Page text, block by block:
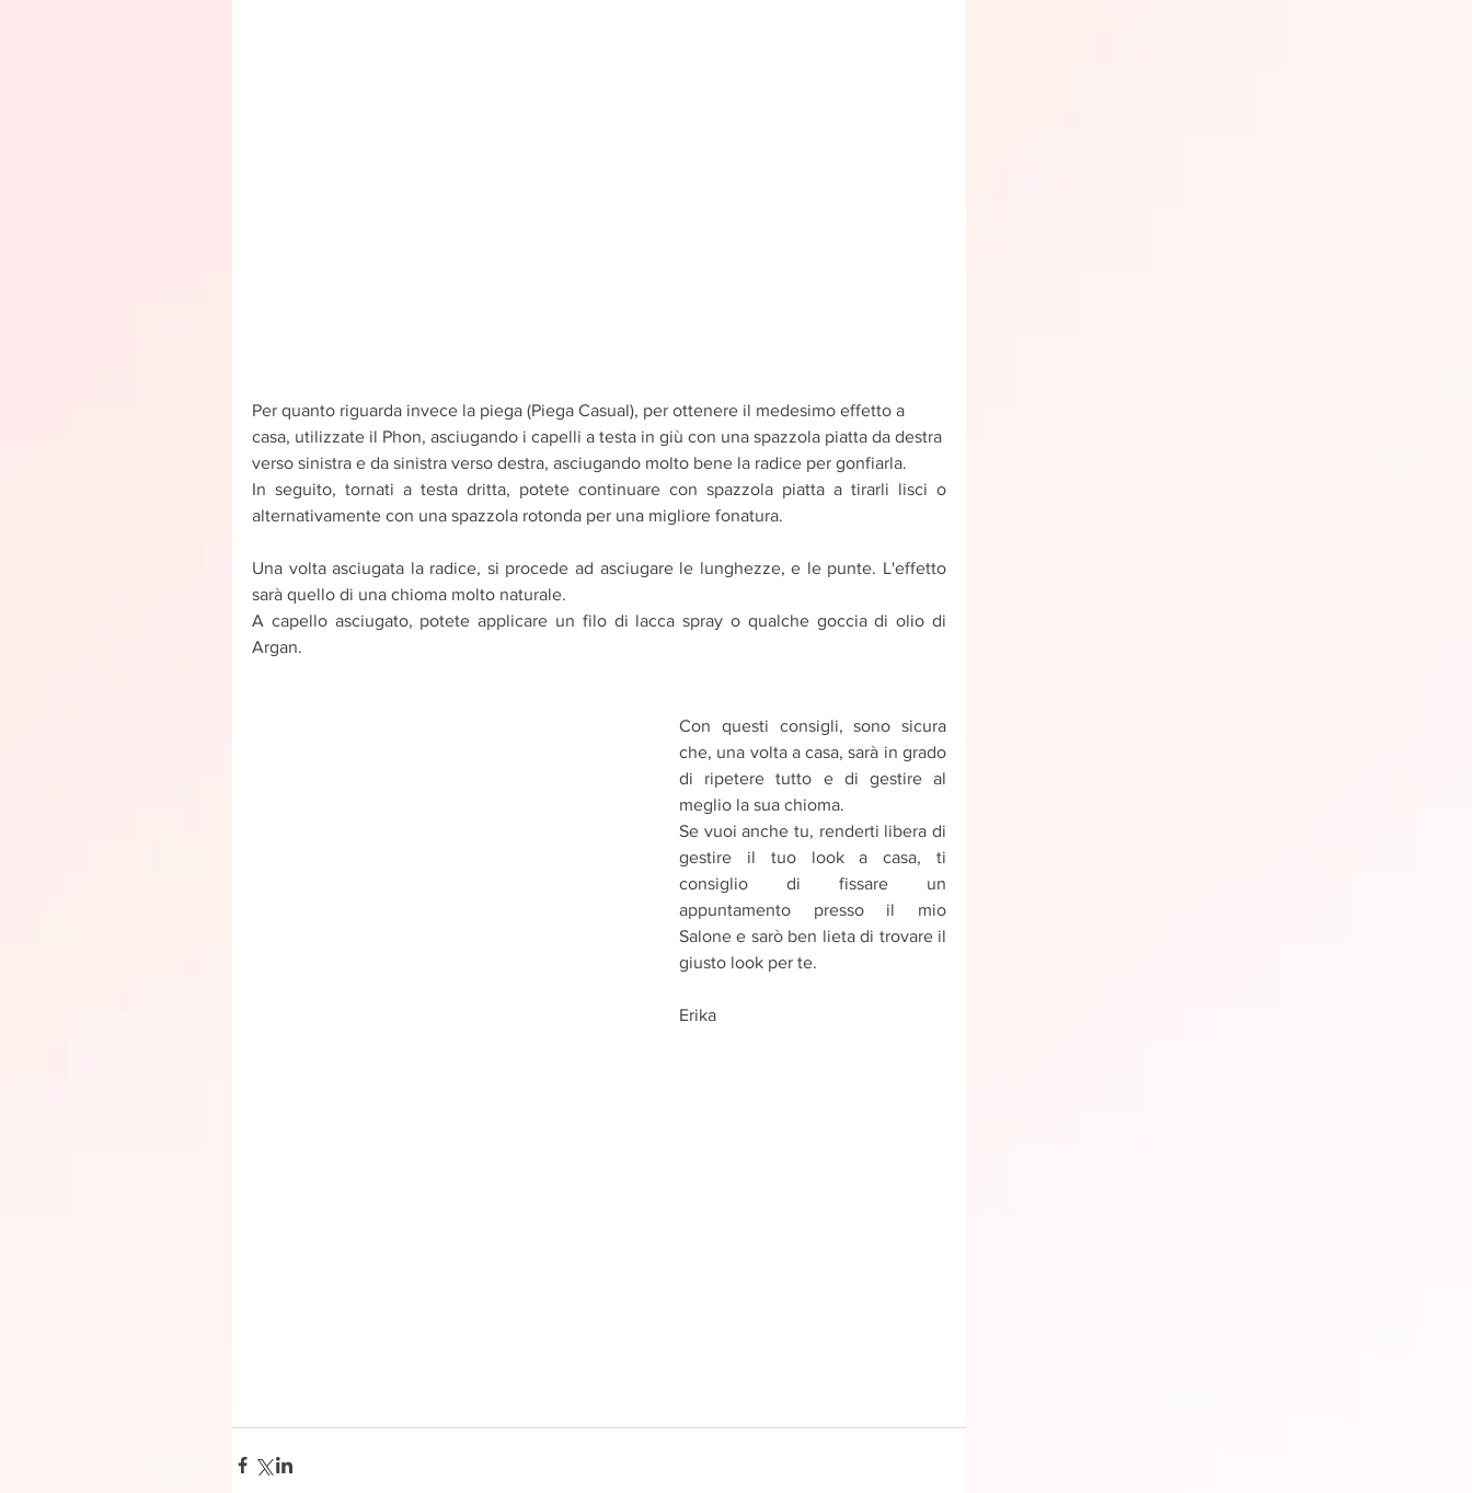
Per quanto riguarda invece la piega (Piega Casual), per ottenere il medesimo effetto a
casa, utilizzate il Phon, asciugando i capelli a testa in giù con una spazzola piatta da destra
verso sinistra e da sinistra verso destra, asciugando molto bene la radice per gonfiarla.
In seguito, tornati a testa dritta, potete continuare con spazzola piatta a tirarli lisci o
alternativamente con una spazzola rotonda per una migliore fonatura.
Una volta asciugata la radice, si procede ad asciugare le lunghezze, e le punte. L'effetto
sarà quello di una chioma molto naturale.
A capello asciugato, potete applicare un filo di lacca spray o qualche goccia di olio di
Argan.
Con questi consigli, sono sicura
che, una volta a casa, sarà in grado
di ripetere tutto e di gestire al
meglio la sua chioma.
Se vuoi anche tu, renderti libera di
gestire il tuo look a casa, ti
consiglio di fissare un
appuntamento presso il mio
Salone e sarò ben lieta di trovare il
giusto look per te.
Erika